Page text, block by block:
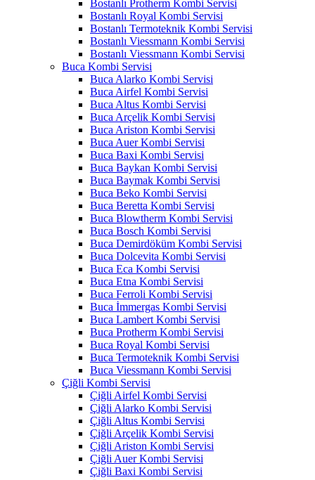
Bostanlı Protherm Kombi Servisi
Bostanlı Royal Kombi Servisi
Bostanlı Termoteknik Kombi Servisi
Bostanlı Viessmann Kombi Servisi
Bostanlı Viessmann Kombi Servisi
Buca Kombi Servisi
Buca Alarko Kombi Servisi
Buca Airfel Kombi Servisi
Buca Altus Kombi Servisi
Buca Arçelik Kombi Servisi
Buca Ariston Kombi Servisi
Buca Auer Kombi Servisi
Buca Baxi Kombi Servisi
Buca Baykan Kombi Servisi
Buca Baymak Kombi Servisi
Buca Beko Kombi Servisi
Buca Beretta Kombi Servisi
Buca Blowtherm Kombi Servisi
Buca Bosch Kombi Servisi
Buca Demirdöküm Kombi Servisi
Buca Dolcevita Kombi Servisi
Buca Eca Kombi Servisi
Buca Etna Kombi Servisi
Buca Ferroli Kombi Servisi
Buca İmmergas Kombi Servisi
Buca Lambert Kombi Servisi
Buca Protherm Kombi Servisi
Buca Royal Kombi Servisi
Buca Termoteknik Kombi Servisi
Buca Viessmann Kombi Servisi
Çiğli Kombi Servisi
Çiğli Airfel Kombi Servisi
Çiğli Alarko Kombi Servisi
Çiğli Altus Kombi Servisi
Çiğli Arçelik Kombi Servisi
Çiğli Ariston Kombi Servisi
Çiğli Auer Kombi Servisi
Çiğli Baxi Kombi Servisi